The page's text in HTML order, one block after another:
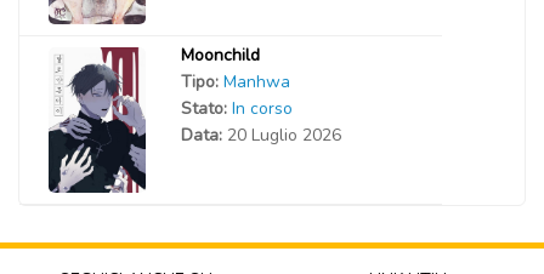
Moonchild
Tipo: Manhwa
Stato: In corso
Data: 20 Luglio 2026